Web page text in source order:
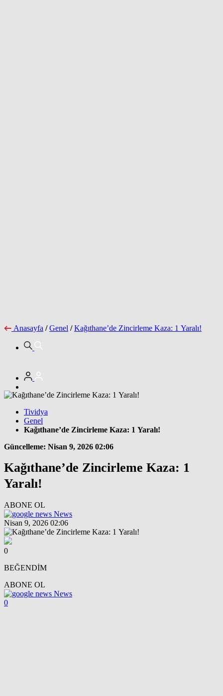
Anasayfa / Genel / Kağıthane’de Zincirleme Kaza: 1 Yaralı!
Tividya
Genel
Kağıthane’de Zincirleme Kaza: 1 Yaralı!
Güncelleme: Nisan 9, 2026 02:06
Kağıthane’de Zincirleme Kaza: 1
Yaralı!
ABONE OL
News
Nisan 9, 2026 02:06
0
BEĞENDİM
ABONE OL
News
0